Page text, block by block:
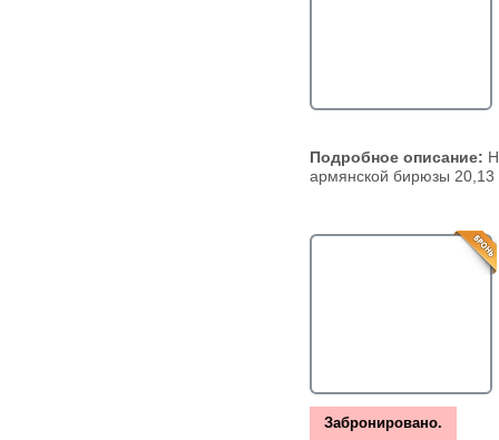
Подробное описание:
армянской бирюзы 20,13
Забронировано.